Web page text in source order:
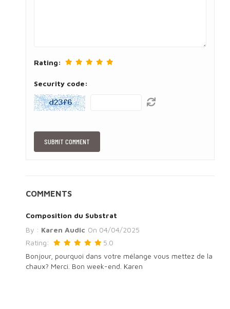
Rating:
Security code:
COMMENTS
Composition du Substrat
By : Karen Audic On 04/04/2025
Rating:
5.0
Bonjour, pourquoi dans votre mélange vous mettez de la
chaux? Merci. Bon week-end. Karen